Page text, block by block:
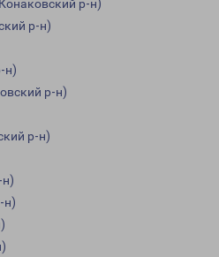
р-н)
р-н)
н)
р-н)
р-н)
н)